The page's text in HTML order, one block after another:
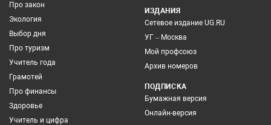
Про закон
Экология
Выбор дня
Про туризм
Учитель года
Грамотей
Про финансы
Здоровье
Учитель и цифра
ИЗДАНИЯ
Сетевое издание UG.RU
УГ – Москва
Мой профсоюз
Архив номеров
ПОДПИСКА
Бумажная версия
Онлайн-версия